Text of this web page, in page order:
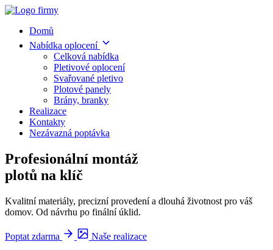
Domů
Nabídka oplocení
Celková nabídka
Pletivové oplocení
Svařované pletivo
Plotové panely
Brány, branky
Realizace
Kontakty
Nezávazná poptávka
Profesionální montáž
plotů na klíč
Kvalitní materiály, precizní provedení a dlouhá životnost pro váš
domov. Od návrhu po finální úklid.
Poptat zdarma
Naše realizace